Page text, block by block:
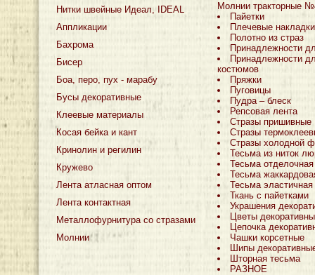
Нитки швейные Идеал, IDEAL
Аппликации
Бахрома
Бисер
Боа, перо, пух - марабу
Бусы декоративные
Клеевые материалы
Косая бейка и кант
Кринолин и регилин
Кружево
Лента атласная оптом
Лента контактная
Металлофурнитура со стразами
Молнии
Молнии тракторные
Пайетки
Плечевые накладки
Полотно из страз
Принадлежности
Принадлежности
костюмов
Пряжки
Пуговицы
Пудра – блеск
Репсовая лента
Стразы пришивные
Стразы
Стразы холодной
Тесьма из ниток
Тесьма отделочная
Тесьма
Тесьма эластичная
Ткань с пайетками
Украшения
Цветы
Цепочка
Чашки корсетные
Шипы
Шторная тесьма
РАЗНОЕ